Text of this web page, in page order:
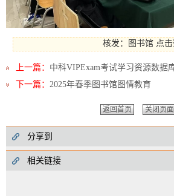
核发：图书馆 点
上一篇： 中科VIPExam考试学习资源数据
下一篇： 2025年春季图书馆图情教育
返回首页 关闭页面
分享到
相关链接